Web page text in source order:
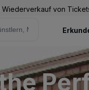
von
the